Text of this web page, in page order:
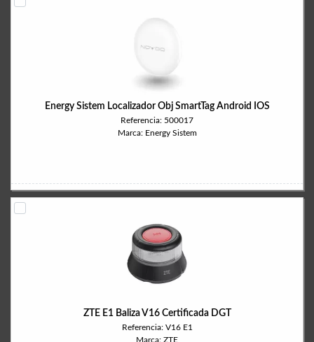
Energy Sistem Localizador Obj SmartTag Android IOS
Referencia: 500017
Marca: Energy Sistem
ZTE E1 Baliza V16 Certificada DGT
Referencia: V16 E1
Marca: ZTE